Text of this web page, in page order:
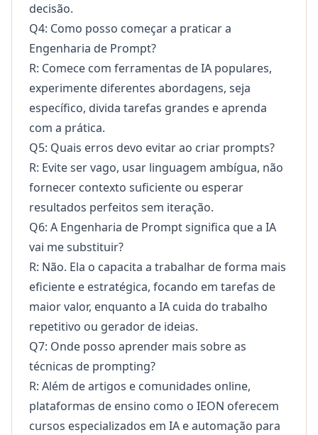
decisão.
Q4: Como posso começar a praticar a
Engenharia de Prompt?
R: Comece com ferramentas de IA populares,
experimente diferentes abordagens, seja
específico, divida tarefas grandes e aprenda
com a prática.
Q5: Quais erros devo evitar ao criar prompts?
R: Evite ser vago, usar linguagem ambígua, não
fornecer contexto suficiente ou esperar
resultados perfeitos sem iteração.
Q6: A Engenharia de Prompt significa que a IA
vai me substituir?
R: Não. Ela o capacita a trabalhar de forma mais
eficiente e estratégica, focando em tarefas de
maior valor, enquanto a IA cuida do trabalho
repetitivo ou gerador de ideias.
Q7: Onde posso aprender mais sobre as
técnicas de prompting?
R: Além de artigos e comunidades online,
plataformas de ensino como o IEON oferecem
cursos especializados em IA e automação para